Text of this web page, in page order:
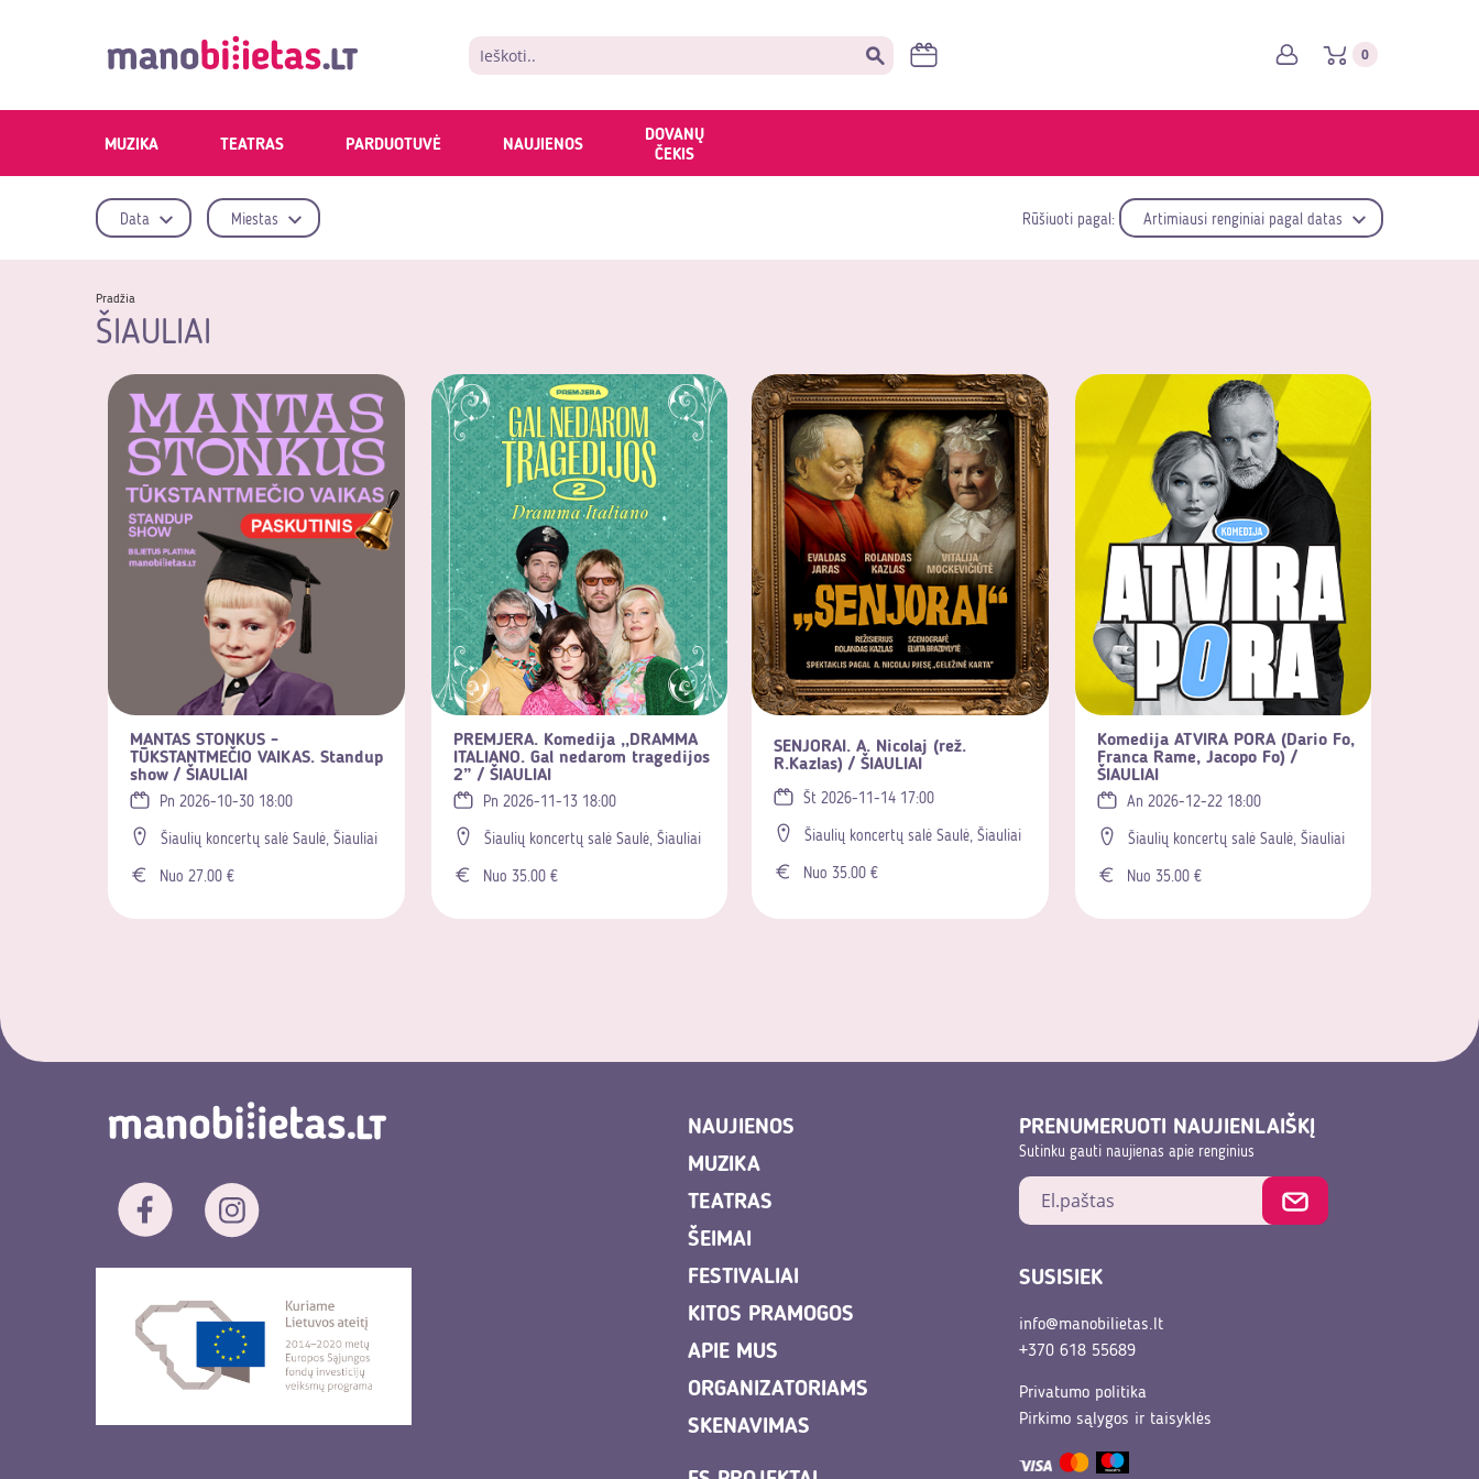
0
MUZIKA TEATRAS PARDUOTUVĖ NAUJIENOS
DOVANŲ
ČEKIS
Data Miestas Rūšiuoti pagal: Artimiausi renginiai pagal datas
Pradžia
ŠIAULIAI
MANTAS STONKUS -
TŪKSTANTMEČIO VAIKAS. Standup
show / ŠIAULIAI
Pn 2026-10-30 18:00
Šiaulių koncertų salė Saulė, Šiauliai
Nuo 27.00 €
PREMJERA. Komedija ,,DRAMMA
ITALIANO. Gal nedarom tragedijos
2” / ŠIAULIAI
Pn 2026-11-13 18:00
Šiaulių koncertų salė Saulė, Šiauliai
Nuo 35.00 €
SENJORAI. A. Nicolaj (rež.
R.Kazlas) / ŠIAULIAI
Št 2026-11-14 17:00
Šiaulių koncertų salė Saulė, Šiauliai
Nuo 35.00 €
Komedija ATVIRA PORA (Dario Fo,
Franca Rame, Jacopo Fo) /
ŠIAULIAI
An 2026-12-22 18:00
Šiaulių koncertų salė Saulė, Šiauliai
Nuo 35.00 €
NAUJIENOS
MUZIKA
TEATRAS
ŠEIMAI
FESTIVALIAI
KITOS PRAMOGOS
APIE MUS
ORGANIZATORIAMS
SKENAVIMAS
PRENUMERUOTI NAUJIENLAIŠKĮ
Sutinku gauti naujienas apie renginius
SUSISIEK
info@manobilietas.lt
+370 618 55689
Privatumo politika
Pirkimo sąlygos ir taisyklės